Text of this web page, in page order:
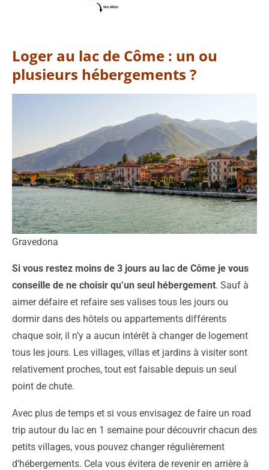
Loger au lac de Côme : un ou
plusieurs hébergements ?
Gravedona
Si vous restez moins de 3 jours au lac de Côme je vous
conseille de ne choisir qu’un seul hébergement. Sauf à
aimer défaire et refaire ses valises tous les jours ou
dormir dans des hôtels ou appartements différents
chaque soir, il n’y a aucun intérêt à changer de logement
tous les jours. Les villages, villas et jardins à visiter sont
relativement proches, tout est faisable depuis un seul
point de chute.
Avec plus de temps et si vous envisagez de faire un road
trip autour du lac en 1 semaine pour découvrir chacun des
petits villages, vous pouvez changer régulièrement
d’hébergements. Cela vous évitera de revenir en arrière à